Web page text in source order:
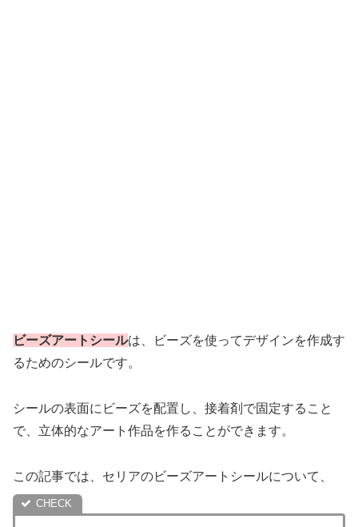
ビーズアートシールは、ビーズを使ってデザインを作成す
るためのシールです。
シールの表面にビーズを配置し、接着剤で固定すること
で、立体的なアート作品を作ることができます。
この記事では、セリアのビーズアートシールについて、